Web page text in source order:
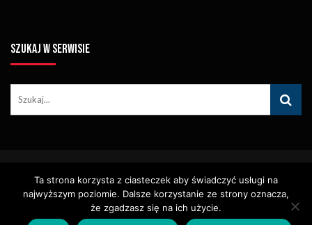
SZUKAJ W SERWISIE
Tym Zdjęć, Materiałów Wideo) Bez Pisemnego Zezwolenia
Zabronione.
Identyfikacja Wizualna – Logotypy
Polityka Cookies
Polityka Prywatności
Ta strona korzysta z ciasteczek aby świadczyć usługi na
najwyższym poziomie. Dalsze korzystanie ze strony oznacza,
że zgadzasz się na ich użycie.